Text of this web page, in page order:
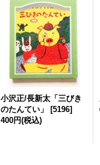
小沢正/長新太「三びき
のたんてい」
[5196]
400円(税込)